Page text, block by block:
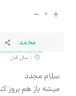
۰
محمد
سلام مجدد
میشه باز هم بروز